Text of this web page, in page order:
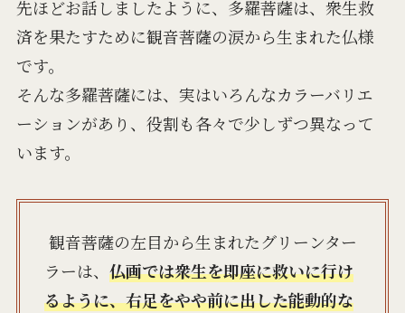
先ほどお話しましたように、多羅菩薩は、衆生救
済を果たすために観音菩薩の涙から生まれた仏様
です。
そんな多羅菩薩には、実はいろんなカラーバリエ
ーションがあり、役割も各々で少しずつ異なって
います。
観音菩薩の左目から生まれたグリーンター
ラーは、 仏画では衆生を即座に救いに行け
るように、右足をやや前に出した能動的な